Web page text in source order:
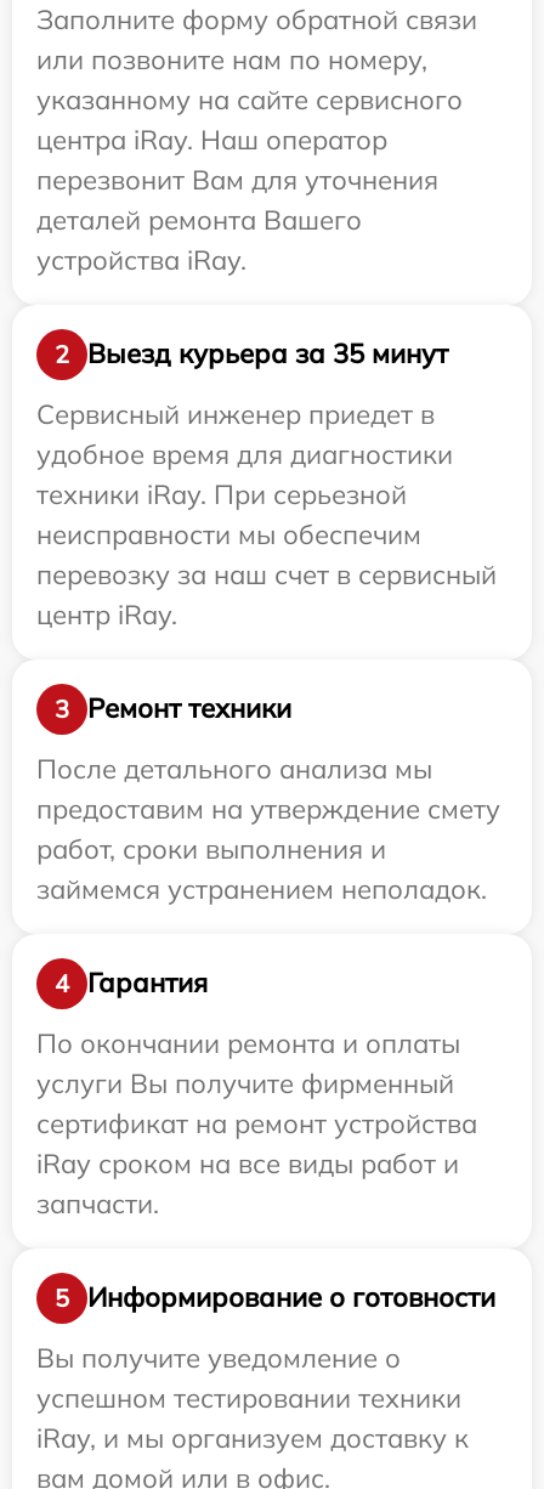
Заполните форму обратной связи
или позвоните нам по номеру,
указанному на сайте сервисного
центра iRay. Наш оператор
перезвонит Вам для уточнения
деталей ремонта Вашего
устройства iRay.
2
Выезд курьера за 35 минут
Сервисный инженер приедет в
удобное время для диагностики
техники iRay. При серьезной
неисправности мы обеспечим
перевозку за наш счет в сервисный
центр iRay.
3
Ремонт техники
После детального анализа мы
предоставим на утверждение смету
работ, сроки выполнения и
займемся устранением неполадок.
4
Гарантия
По окончании ремонта и оплаты
услуги Вы получите фирменный
сертификат на ремонт устройства
iRay сроком на все виды работ и
запчасти.
5
Информирование о готовности
Вы получите уведомление о
успешном тестировании техники
iRay, и мы организуем доставку к
вам домой или в офис.